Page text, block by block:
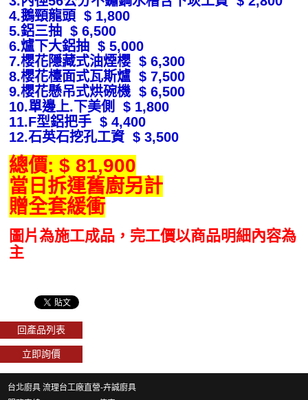
4.鵝頸龍頭 $ 1,800
5.鋁三抽 $ 6,500
6.爐下大鋁抽 $ 5,000
7.櫻花隱藏式油煙櫻 $ 6,300
8.櫻花檯面式瓦斯爐 $ 7,500
9.櫻花懸吊式烘碗機 $ 6,500
10.單邊上.下美側 $ 1,800
11.F型鋁把手 $ 4,400
12.石英石挖孔工資 $ 3,500
總價: $ 81,900
當日拆運舊廚另計
贈全套緩衝
圖片為施工成品，完工價以商品明細內容為
主
回產品列表
立即詢價
台北廚具 流理台工廠直營-卉誠廚具